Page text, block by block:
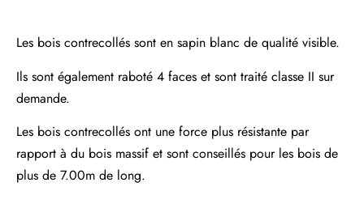
Les bois contrecollés sont en sapin blanc de qualité visible.
Ils sont également raboté 4 faces et sont traité classe II sur
demande.
Les bois contrecollés ont une force plus résistante par
rapport à du bois massif et sont conseillés pour les bois de
plus de 7.00m de long.